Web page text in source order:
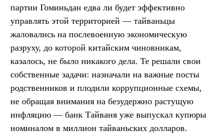
партии Гоминьдан едва ли будет эффективно
управлять этой территорией — тайваньцы
жаловались на послевоенную экономическую
разруху, до которой китайским чиновникам,
казалось, не было никакого дела. Те решали свои
собственные задачи: назначали на важные посты
родственников и плодили коррупционные схемы,
не обращая внимания на безудержно растущую
инфляцию — банк Тайваня уже выпускал купюры
номиналом в миллион тайваньских долларов.